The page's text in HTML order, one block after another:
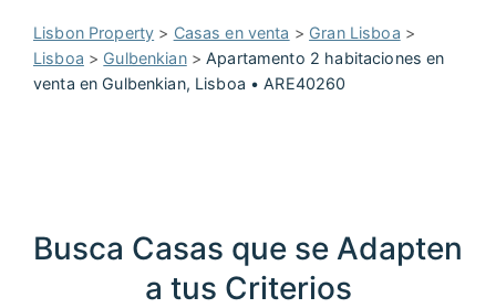
Lisbon Property > Casas en venta > Gran Lisboa >
Lisboa > Gulbenkian>Apartamento 2 habitaciones en
venta en Gulbenkian, Lisboa • ARE40260
Busca Casas que se Adapten
a tus Criterios